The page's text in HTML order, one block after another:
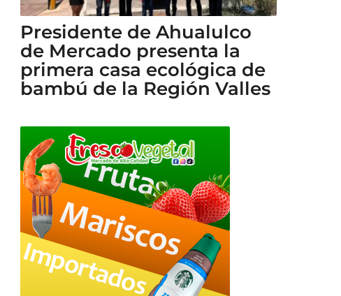
Presidente de Ahualulco
de Mercado presenta la
primera casa ecológica de
bambú de la Región Valles